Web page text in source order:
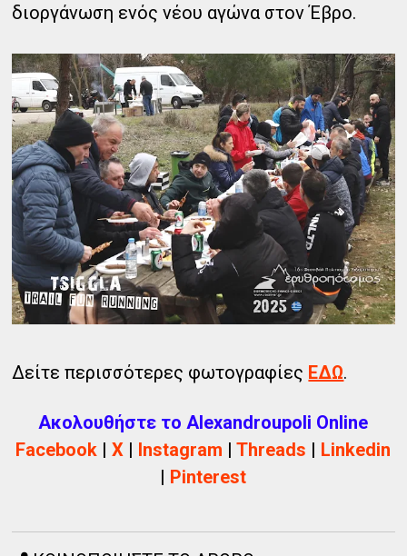
διοργάνωση ενός νέου αγώνα στον Έβρο.
Δείτε περισσότερες φωτογραφίες ΕΔΩ.
Ακολουθήστε το Alexandroupoli Online
Facebook |X | Instagram |Threads | Linkedin
| Pinterest